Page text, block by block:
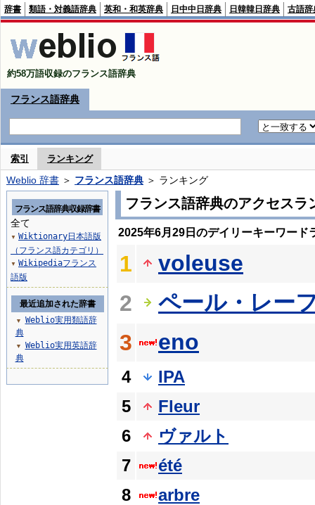
辞書 類語・対義語辞典 英和・和英辞典 日中中日辞典 日韓韓日辞典 古語辞
約58万語収録のフランス語辞典
フランス語辞典
索引 ランキング
Weblio 辞書 ＞ フランス語辞典 ＞ ランキング
フランス語辞典のアクセスラ
2025年6月29日のデイリーキーワード
1
voleuse
2
ペール・レー
3
eno
4
IPA
5
Fleur
6
ヴァルト
7
été
8
arbre
フランス語辞典収録辞書
全て
▼ Wiktionary日本語版
（フランス語カテゴリ）
▼ Wikipediaフランス
語版
最近追加された辞書
▼
Weblio実用類語辞
典
▼
Weblio実用英語辞
典